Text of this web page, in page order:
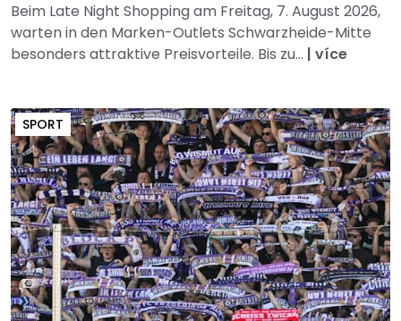
Beim Late Night Shopping am Freitag, 7. August 2026,
warten in den Marken-Outlets Schwarzheide-Mitte
besonders attraktive Preisvorteile. Bis zu... | více
SPORT